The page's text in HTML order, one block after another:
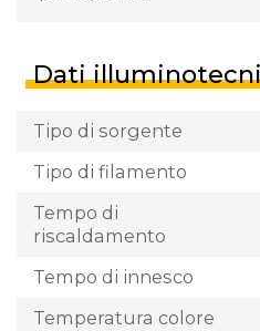
Dati
Tipo di sorgente
Tipo di filamento
Tempo di
riscaldamento
Tempo di innesco
Temperatura colore